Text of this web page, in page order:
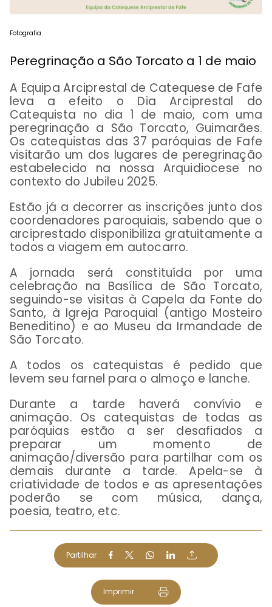
Fotografia
Peregrinação a São Torcato a 1 de maio
A Equipa Arciprestal de Catequese de Fafe
leva a efeito o Dia Arciprestal do
Catequista no dia 1 de maio, com uma
peregrinação a São Torcato, Guimarães.
Os catequistas das 37 paróquias de Fafe
visitarão um dos lugares de peregrinação
estabelecido na nossa Arquidiocese no
contexto do Jubileu 2025.
Estão já a decorrer as inscrições junto dos
coordenadores paroquiais, sabendo que o
arciprestado disponibiliza gratuitamente a
todos a viagem em autocarro.
A jornada será constituída por uma
celebração na Basílica de São Torcato,
seguindo-se visitas à Capela da Fonte do
Santo, à Igreja Paroquial (antigo Mosteiro
Beneditino) e ao Museu da Irmandade de
São Torcato.
A todos os catequistas é pedido que
levem seu farnel para o almoço e lanche.
Durante a tarde haverá convívio e
animação. Os catequistas de todas as
paróquias estão a ser desafiados a
preparar um momento de
animação/diversão para partilhar com os
demais durante a tarde. Apela-se à
criatividade de todos e as apresentações
poderão se com música, dança,
poesia, teatro, etc.
Partilhar
Imprimir